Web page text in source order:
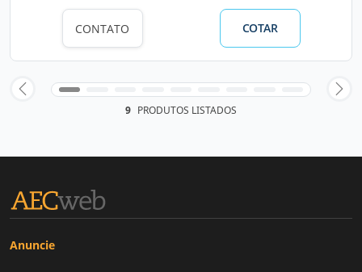
CONTATO COTAR
9 PRODUTOS LISTADOS
Anuncie